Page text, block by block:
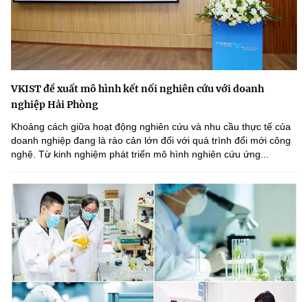
VKIST đề xuất mô hình kết nối nghiên cứu với doanh
nghiệp Hải Phòng
Khoảng cách giữa hoạt động nghiên cứu và nhu cầu thực tế của
doanh nghiệp đang là rào cản lớn đối với quá trình đổi mới công
nghệ. Từ kinh nghiệm phát triển mô hình nghiên cứu ứng...